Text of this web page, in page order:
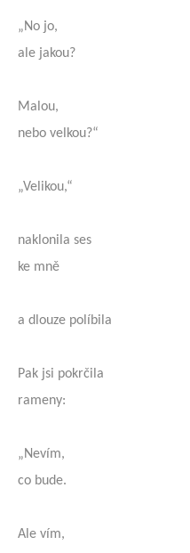
„No jo,
ale jakou?
Malou,
nebo velkou?“
„Velikou,“
naklonila ses
ke mně
a dlouze políbila
Pak jsi pokrčila
rameny:
„Nevím,
co bude.
Ale vím,